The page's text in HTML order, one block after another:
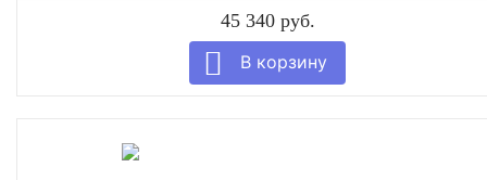
45 340 руб.